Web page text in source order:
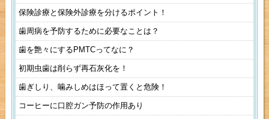
保険診療と保険外診療を分けるポイント！
歯周病を予防するために必要なことは？
歯を艶々にするPMTCってなに？
初期虫歯は削らず再石灰化を！
歯ぎしり、噛みしめはほって置くと危険！
コーヒーに口腔ガン予防の作用あり